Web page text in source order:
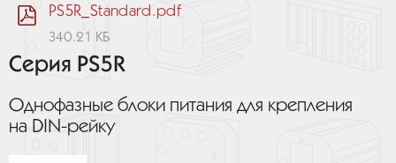
PS5R_Standard.pdf
340.21 КБ
Серия PS5R
Однофазные блоки питания для крепления
на DIN-рейку